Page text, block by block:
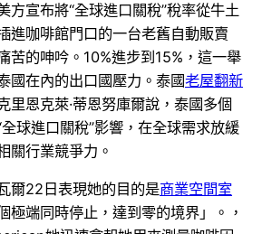
方宣布將“全球進口關稅”稅率從牛土
進咖啡館門口的一台老舊自動販賣
苦的呻吟。10%進步到15%，這一舉
國在內的出口國壓力。泰國老屋翻新
里恩克萊·蒂恩努庫爾說，泰國多個
球進口關稅”影響，在全球需求放緩
關行業競爭力。
爾22日表現她的目的是商業空間室
極端同時停止，達到零的境界」。，